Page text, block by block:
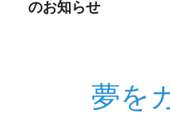
のお知らせ
夢を